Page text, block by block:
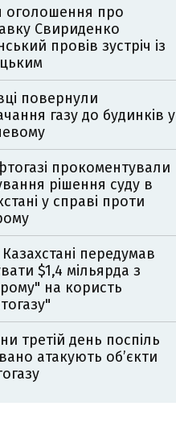
оголошення про
Свириденко
провів зустріч із
повернули
газу до будинків у
прокоментували
рішення суду в
у справі проти
Казахстані передумав
$1,4 мільярда з
на користь
третій день поспіль
атакують об’єкти